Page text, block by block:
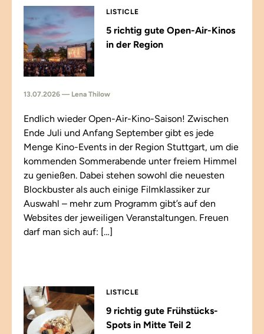
LISTICLE
5 richtig gute Open-Air-Kinos
in der Region
13.07.2026 — Lena Thilow
Endlich wieder Open-Air-Kino-Saison! Zwischen
Ende Juli und Anfang September gibt es jede
Menge Kino-Events in der Region Stuttgart, um die
kommenden Sommerabende unter freiem Himmel
zu genießen. Dabei stehen sowohl die neuesten
Blockbuster als auch einige Filmklassiker zur
Auswahl – mehr zum Programm gibt’s auf den
Websites der jeweiligen Veranstaltungen. Freuen
darf man sich auf: […]
LISTICLE
9 richtig gute Frühstücks-
Spots in Mitte Teil 2